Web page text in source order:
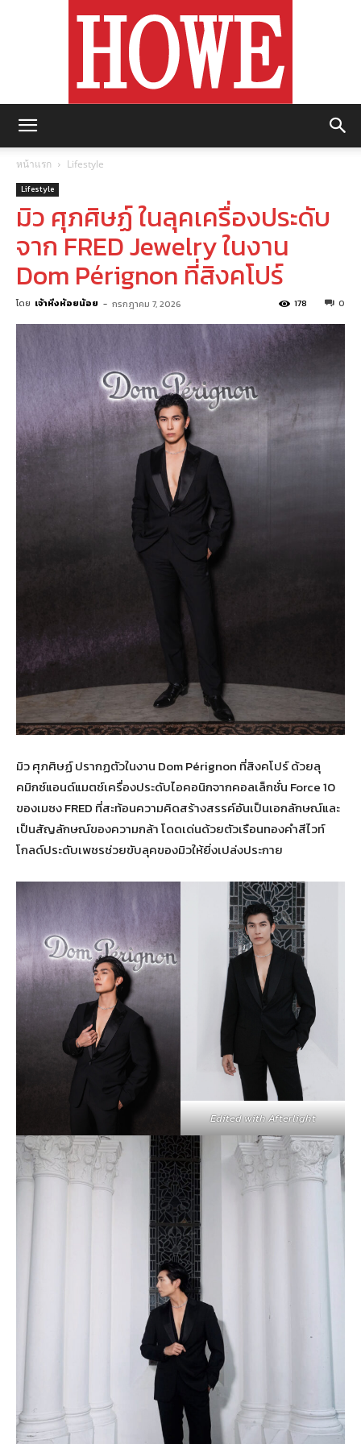
หน้าแรก Lifestyle
Lifestyle
มิว ศุภศิษฏ์ ในลุคเครื่องประดับ
จาก FRED Jewelry ในงาน
Dom Pérignon ที่สิงคโปร์
โดย เจ้าหิ่งห้อยน้อย - กรกฎาคม 7, 2026 0
178
มิว ศุภศิษฏ์ ปรากฏตัวในงาน Dom Pérignon ที่สิงคโปร์ ด้วยลุ
คมิกซ์แอนด์แมตช์เครื่องประดับไอคอนิกจากคอลเล็กชั่น Force 10
ของเมซง FRED ที่สะท้อนความคิดสร้างสรรค์อันเป็นเอกลักษณ์และ
เป็นสัญลักษณ์ของความกล้า โดดเด่นด้วยตัวเรือนทองคำสีไวท์
โกลด์ประดับเพชรช่วยขับลุคของมิวให้ยิ่งเปล่งประกาย
Edited with Afterlight